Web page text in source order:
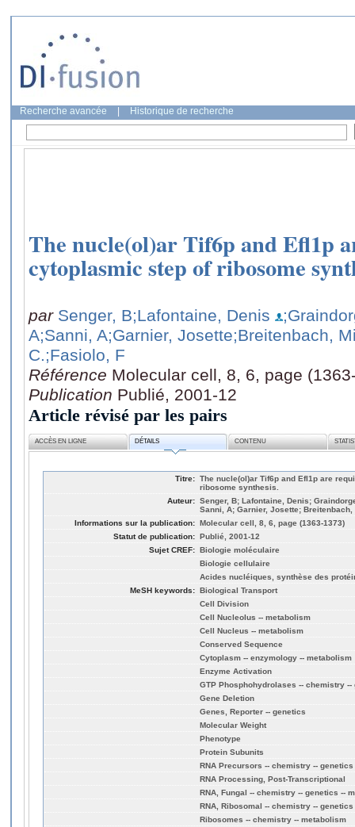
Recherche avancée Historique de recherche
The nucle(ol)ar Tif6p and Efl1p
cytoplasmic step of ribosome
par Senger, B;Lafontaine, Denis
A;Sanni, A;Garnier, Josette;Breitenbach,
C.;Fasiolo, F
Référence Molecular cell, 8, 6, page
Publication Publié, 2001-12
Article révisé par les pairs
ACCÈS EN LIGNE DÉTAILS CONTENU
Titre: The nucle(ol)ar Tif6p and Efl1p are
ribosome synthesis.
Auteur: Senger, B; Lafontaine, Denis;
Sanni, A; Garnier, Josette;
Informations sur la publication: Molecular cell, 8, 6, page (1363-1373)
Statut de publication: Publié, 2001-12
Sujet CREF: Biologie moléculaire
Biologie cellulaire
Acides nucléiques, synthèse des
MeSH keywords: Biological Transport
Cell Division
Cell Nucleolus -- metabolism
Cell Nucleus -- metabolism
Conserved Sequence
Cytoplasm -- enzymology -- metabolism
Enzyme Activation
GTP Phosphohydrolases -- chemistry
Gene Deletion
Genes, Reporter -- genetics
Molecular Weight
Phenotype
Protein Subunits
RNA Precursors -- chemistry --
RNA Processing, Post-Transcriptional
RNA, Fungal -- chemistry -- genetics --
RNA, Ribosomal -- chemistry --
Ribosomes -- chemistry -- metabolism